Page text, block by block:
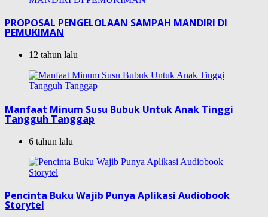
PROPOSAL PENGELOLAAN SAMPAH MANDIRI DI
PEMUKIMAN
12 tahun lalu
Manfaat Minum Susu Bubuk Untuk Anak Tinggi
Tangguh Tanggap
6 tahun lalu
Pencinta Buku Wajib Punya Aplikasi Audiobook
Storytel